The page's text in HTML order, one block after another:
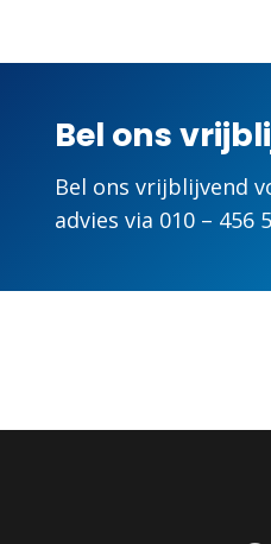
Bel ons
Bel ons vrijblijvend
advies via 010 – 456